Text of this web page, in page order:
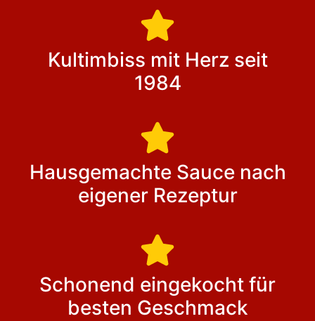
Kultimbiss mit Herz seit
1984
Hausgemachte Sauce nach
eigener Rezeptur
Schonend eingekocht für
besten Geschmack